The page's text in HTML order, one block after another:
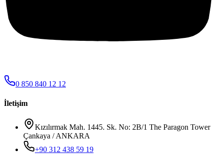
0 850 840 12 12
İletişim
Kızılırmak Mah. 1445. Sk. No: 2B/1 The Paragon Tower
Çankaya / ANKARA
+90 312 438 59 19